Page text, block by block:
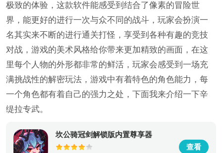
极致的体验，这款软件能感受到结合了像素的冒险世
界，能更好的进行一次与众不同的战斗，玩家会扮演一
名其实来不断的进行通关打怪，享受到各种有趣的竞技
对战，游戏的美术风格给你带来更加精致的画面，在这
里每个人物的外形都非常的鲜活，玩家会感受到一场充
满挑战性的解密玩法，游戏中有着特色的角色能力，每
一个角色都有着自己的强力之处，下面我来介绍一下辛
缇拉专武。
坎公骑冠剑解锁版内置尊享器
查看